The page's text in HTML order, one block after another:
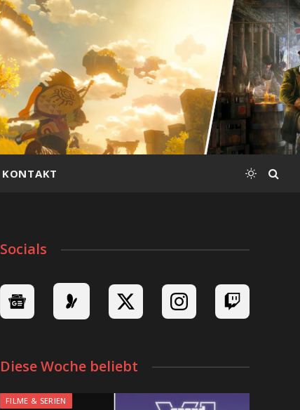
KONTAKT
Socials
Diese Woche beliebt
FILME & SERIEN